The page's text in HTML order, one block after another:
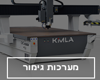
מערכות גימור